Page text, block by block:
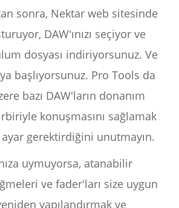
sonra, Nektar web sitesinde
DAW'ınızı seçiyor ve
dosyası indiriyorsunuz. Ve
başlıyorsunuz. Pro Tools da
bazı DAW'ların donanım
konuşmasını sağlamak
gerektirdiğini unutmayın.
uymuyorsa, atanabilir
ve fader'ları size uygun
yapılandırmak ve